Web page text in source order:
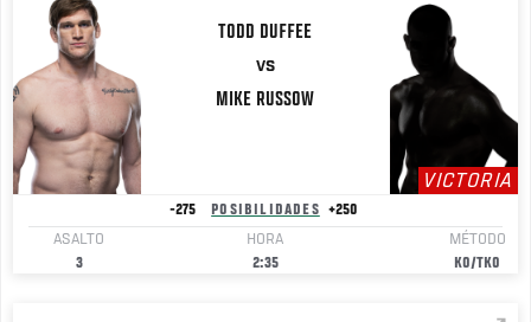
TODD DUFFEE
VS
MIKE RUSSOW
VICTORIA
-275 POSIBILIDADES
+250
ASALTO
3
HORA
2:35
MÉTODO
KO/TKO